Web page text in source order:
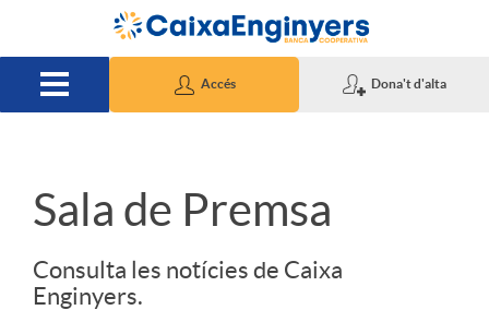
Salta al contingut principal
Accés Dona't d'alta
S
Sala de Premsa
Consulta les notícies de Caixa
Enginyers.